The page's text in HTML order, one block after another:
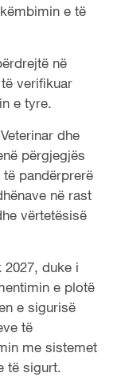
e të
në
verifikuar
e tyre.
dhe
përgjegjës
pandërprerë
në rast
vërtetësisë
duke i
e plotë
e sigurisë
të
me sistemet
të sigurt.